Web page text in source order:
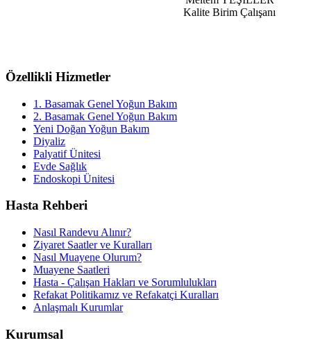
Kalite Birim Çalışanı
Özellikli Hizmetler
1. Basamak Genel Yoğun Bakım
2. Basamak Genel Yoğun Bakım
Yeni Doğan Yoğun Bakım
Diyaliz
Palyatif Ünitesi
Evde Sağlık
Endoskopi Ünitesi
Hasta Rehberi
Nasıl Randevu Alınır?
Ziyaret Saatler ve Kuralları
Nasıl Muayene Olurum?
Muayene Saatleri
Hasta - Çalışan Hakları ve Sorumlulukları
Refakat Politikamız ve Refakatçi Kuralları
Anlaşmalı Kurumlar
Kurumsal